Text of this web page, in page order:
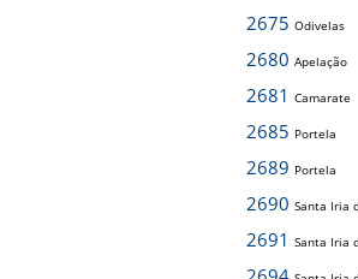
2675 Odivelas
2680 Apelação
2681 Camarate
2685 Portela
2689 Portela
2690 Santa Iria
2691 Santa Iria